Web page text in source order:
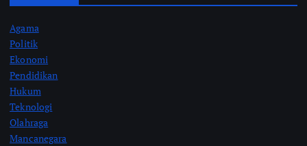
Agama
Politik
Ekonomi
Pendidikan
Hukum
Teknologi
Olahraga
Mancanegara